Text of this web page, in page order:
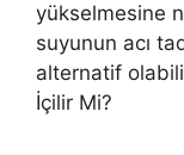
yükselmesine
suyunun acı
alternatif
İçilir Mi?